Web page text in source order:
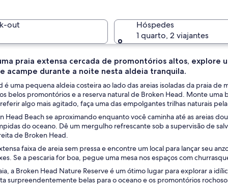
turquesa cristalinas, um areal arenoso e vegetação exuberante na
out
Hóspedes
1 quarto, 2 viajantes
praia extensa cercada de promontórios altos, explore
acampe durante a noite nesta aldeia tranquila.
é uma pequena aldeia costeira ao lado das areias isoladas da praia
belos promontórios e a reserva natural de Broken Head. Monte uma
algo mais agitado, faça uma das empolgantes trilhas naturais
Head Beach se aproximando enquanto você caminha até as areias
do oceano. Dê um mergulho refrescante sob a supervisão de
de Broken Head.
faixa de areia sem pressa e encontre um local para lançar seu
Se a pescaria for boa, pegue uma mesa nos espaços com
a Broken Head Nature Reserve é um ótimo lugar para explorar a
surpreendentemente belas para o oceano e os promontórios